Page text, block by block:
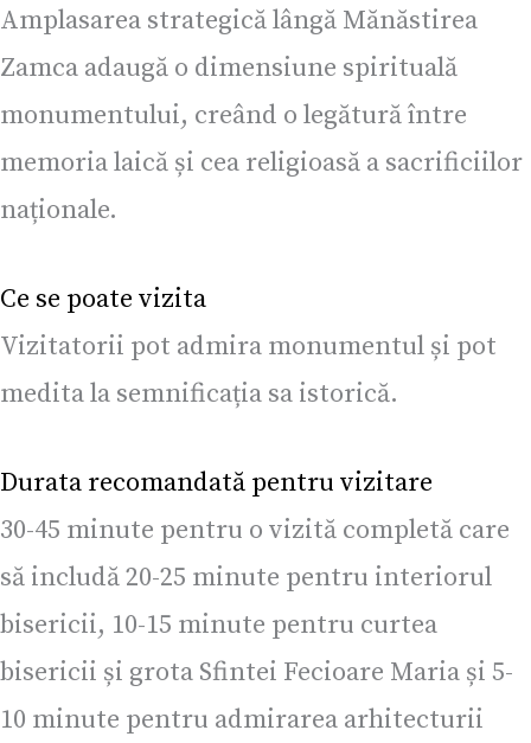
Amplasarea strategică lângă Mănăstirea
Zamca adaugă o dimensiune spirituală
monumentului, creând o legătură între
memoria laică și cea religioasă a sacrificiilor
naționale.
Ce se poate vizita
Vizitatorii pot admira monumentul și pot
medita la semnificația sa istorică.
Durata recomandată pentru vizitare
30-45 minute pentru o vizită completă care
să includă 20-25 minute pentru interiorul
bisericii, 10-15 minute pentru curtea
bisericii și grota Sfintei Fecioare Maria și 5-
10 minute pentru admirarea arhitecturii